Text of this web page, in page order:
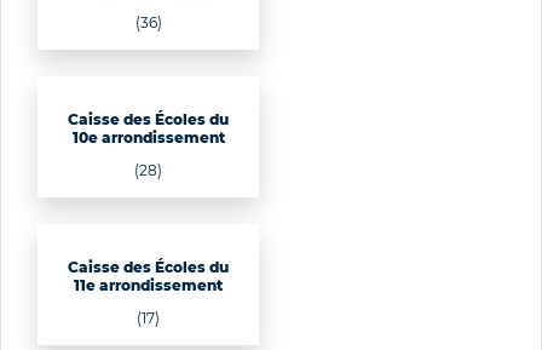
(36)
Caisse des Écoles du
10e arrondissement
(28)
Caisse des Écoles du
11e arrondissement
(17)